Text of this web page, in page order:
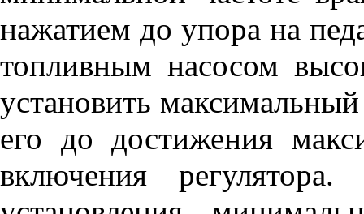
нажатием до упора на
топливным насосом
установить
его до достижения
включения